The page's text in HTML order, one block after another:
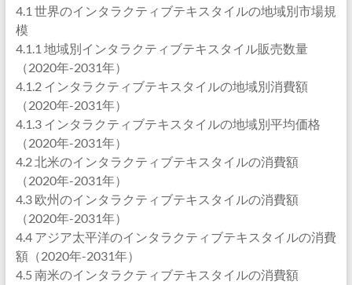
4.1 世界のインタラクティブテキスタイルの地域別市場規
模
4.1.1 地域別インタラクティブテキスタイル販売数量
（2020年-2031年）
4.1.2 インタラクティブテキスタイルの地域別消費額
（2020年-2031年）
4.1.3 インタラクティブテキスタイルの地域別平均価格
（2020年-2031年）
4.2 北米のインタラクティブテキスタイルの消費額
（2020年-2031年）
4.3 欧州のインタラクティブテキスタイルの消費額
（2020年-2031年）
4.4 アジア太平洋のインタラクティブテキスタイルの消費
額（2020年-2031年）
4.5 南米のインタラクティブテキスタイルの消費額